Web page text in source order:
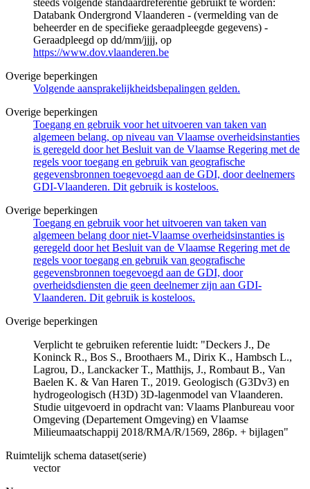
Databank Ondergrond Vlaanderen - (vermelding van de
beheerder en de specifieke geraadpleegde gegevens) -
Geraadpleegd op dd/mm/jjjj, op
https://www.dov.vlaanderen.be
Overige beperkingen
Volgende aansprakelijkheidsbepalingen gelden.
Overige beperkingen
Toegang en gebruik voor het uitvoeren van taken van
algemeen belang, op niveau van Vlaamse overheidsinstanties
is geregeld door het Besluit van de Vlaamse Regering met de
regels voor toegang en gebruik van geografische
gegevensbronnen toegevoegd aan de GDI, door deelnemers
GDI-Vlaanderen. Dit gebruik is kosteloos.
Overige beperkingen
Toegang en gebruik voor het uitvoeren van taken van
algemeen belang door niet-Vlaamse overheidsinstanties is
geregeld door het Besluit van de Vlaamse Regering met de
regels voor toegang en gebruik van geografische
gegevensbronnen toegevoegd aan de GDI, door
overheidsdiensten die geen deelnemer zijn aan GDI-
Vlaanderen. Dit gebruik is kosteloos.
Overige beperkingen
Verplicht te gebruiken referentie luidt: "Deckers J., De
Koninck R., Bos S., Broothaers M., Dirix K., Hambsch L.,
Lagrou, D., Lanckacker T., Matthijs, J., Rombaut B., Van
Baelen K. & Van Haren T., 2019. Geologisch (G3Dv3) en
hydrogeologisch (H3D) 3D-lagenmodel van Vlaanderen.
Studie uitgevoerd in opdracht van: Vlaams Planbureau voor
Omgeving (Departement Omgeving) en Vlaamse
Milieumaatschappij 2018/RMA/R/1569, 286p. + bijlagen"
Ruimtelijk schema dataset(serie)
vector